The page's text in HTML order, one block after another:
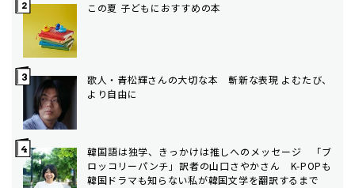
この夏 子どもにおすすめの本
歌人・青松輝さんの大切な本 斬新な表現 よむたび、
より自由に
韓国語は独学、きっかけは推しへのメッセージ 「ブ
ロッコリーパンチ」訳者の山口さやかさん K-POPも
韓国ドラマも知らない私が韓国文学を翻訳するまで